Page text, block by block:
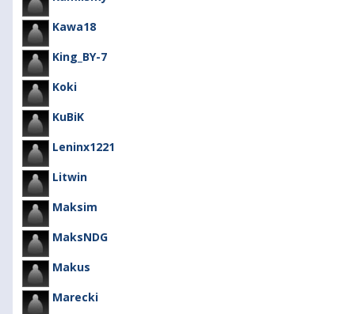
Kawa18
King_BY-7
Koki
KuBiK
Leninx1221
Litwin
Maksim
MaksNDG
Makus
Marecki